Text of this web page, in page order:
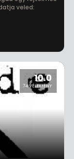
veled:
10.0
74 VÉLEMÉNY